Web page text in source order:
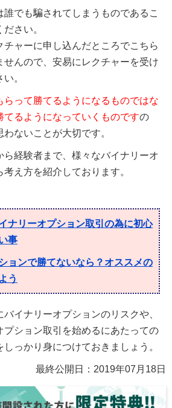
誰でも騙されてしまうものであるこ
さい。
ャーに申し込んだところでこちら
せんので、安易にレクチャーを受け
。
らって勝てるようになるものではな
てるようになっていくものですの
ないことが大切です。
ら経験者まで、様々なバイナリーオ
え方を紹介しております。
ナリーオプション取引の為に初心
事
ョンで勝てないなら？オススメの
う
イナリーオプションのリスクや、
プション取引を始めるにあたっての
っかり身につけておきましょう。
最終公開日： 2019年07月18日